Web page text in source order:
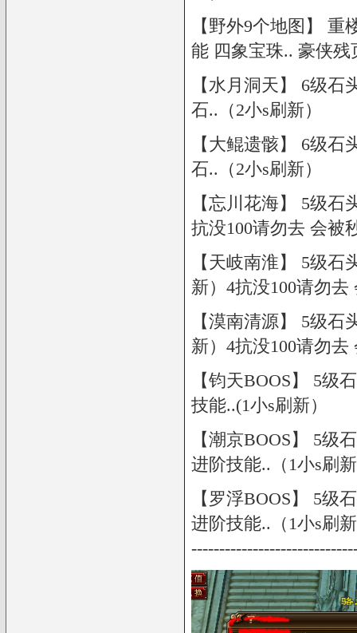
【野外9个地图】
能 四象宝珠.. 豪侠残
【水月洞天】 6级
石..（2小s刷新）
【大鲲遗骸】 6级石
石..（2小s刷新）
【忘川花海】 5级
抗没100请勿去 会被
【天岐南淮】 5级
新）4抗没100请勿去
【漠南清源】 5级
新）4抗没100请勿去
【钧天BOOS】 5级
技能..(1小s刷新）
【潮京BOOS】 5级
进阶技能..（1小s刷
【罗浮BOOS】 5级
进阶技能..（1小s刷